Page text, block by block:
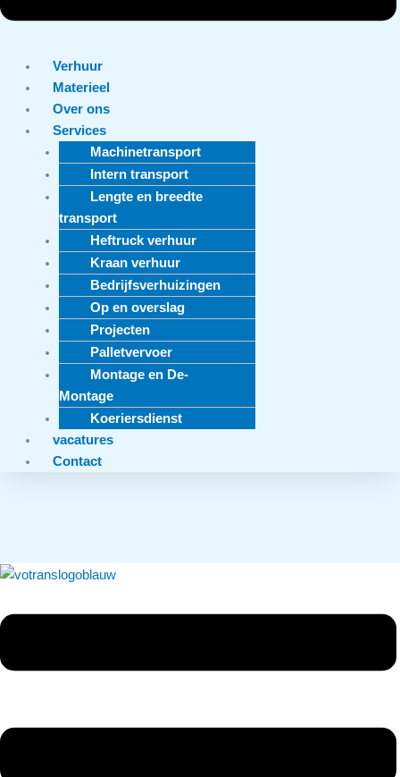
Verhuur
Materieel
Over ons
Services
Machinetransport
Intern transport
Lengte en breedte
transport
Heftruck verhuur
Kraan verhuur
Bedrijfsverhuizingen
Op en overslag
Projecten
Palletvervoer
Montage en De-
Montage
Koeriersdienst
vacatures
Contact